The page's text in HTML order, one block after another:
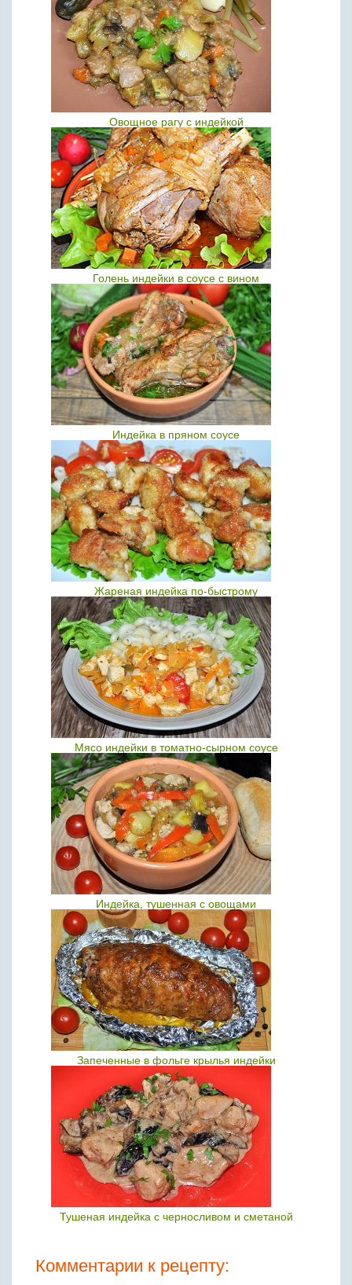
Овощное рагу с индейкой
Голень индейки в соусе с вином
Индейка в пряном соусе
Жареная индейка по-быстрому
Мясо индейки в томатно-сырном соусе
Индейка, тушенная с овощами
Запеченные в фольге крылья индейки
Тушеная индейка с черносливом и сметаной
Комментарии к рецепту: